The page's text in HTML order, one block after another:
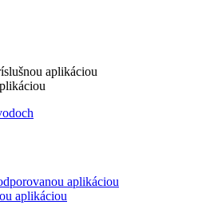
aplikáciou
aplikáciou
aplikáciou